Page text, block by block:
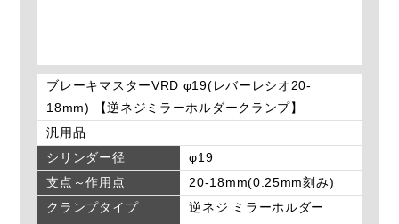
ブレーキマスターVRD φ19(レバーレシオ20-
18mm) 【逆ネジミラーホルダークランプ】
汎用品
シリンダー径
φ19
支点～作用点
20-18mm(0.25mm刻み)
クランプタイプ
逆ネジ ミラーホルダー